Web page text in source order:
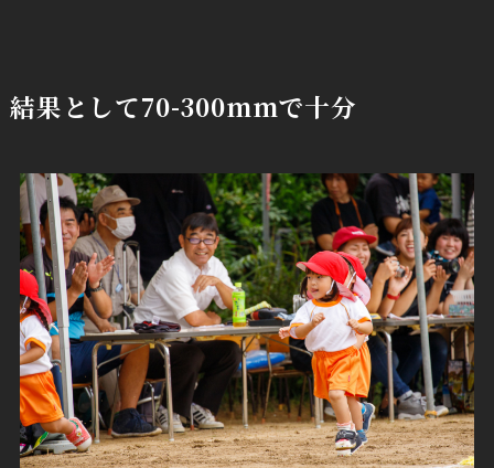
結果として70-300mmで十分